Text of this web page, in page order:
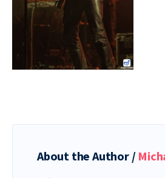
About the Author /